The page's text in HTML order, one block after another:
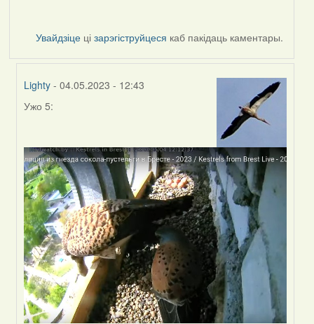
Увайдзіце цізарэгіструйцеся каб пакідаць каментары.
Lighty - 04.05.2023 - 12:43
In
by
Harrier
Ужо 5: